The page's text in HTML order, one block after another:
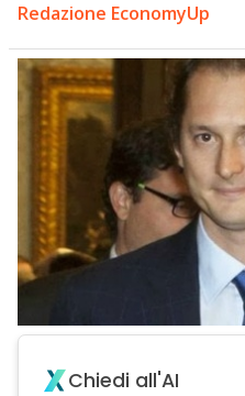
Redazione EconomyUp
Chiedi all'AI